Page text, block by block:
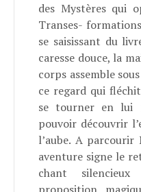
des Mystères qui
Transes-
se saisissant du
caresse douce, la
corps assemble
ce regard qui
se tourner en lui
pouvoir découvrir
l’aube. A
aventure signe le
chant